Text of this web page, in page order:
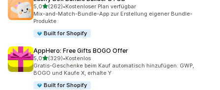
5,0von 5 Sternen
(262)
262 Rezensionen insgesamt
•Kostenloser Plan verfügbar
Mix-and-Match-Bundle-App zur Erstellung eigener Bundle-
Produkte
Built for Shopify
AppHero: Free Gifts BOGO Offer
5,0von 5 Sternen
(329)
329 Rezensionen insgesamt
•Kostenlos
Gratis-Geschenke beim Kauf automatisch hinzufügen: GWP,
BOGO und Kaufe X, erhalte Y
Built for Shopify